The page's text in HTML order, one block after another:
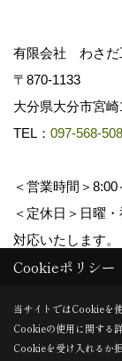
有限会社 わさだ
〒870-1133
大分県大分市宮
TEL： 097-568-
＜営業時間＞
＜定休日＞日曜
対応いたします。
Copyright (c)
Produced byゴデス
Cookieポリシー
当サイトではCookieを
Cookieの使用に関する
Cookieを受け入れるか